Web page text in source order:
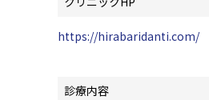
https://hirabaridanti.com/
診療内容